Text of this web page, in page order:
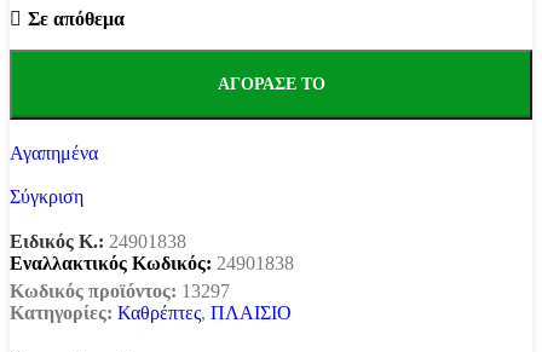
Σε απόθεμα
ΑΓΌΡΑΣΕ ΤΟ
Αγαπημένα
Σύγκριση
Ειδικός Κ.: 24901838
Εναλλακτικός Κωδικός: 24901838
Κωδικός προϊόντος: 13297
Κατηγορίες: Καθρέπτες, ΠΛΑΙΣΙΟ